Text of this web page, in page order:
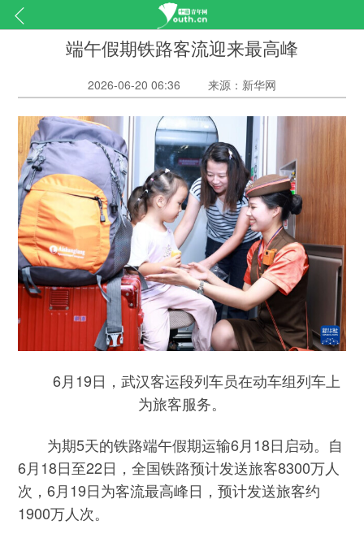
端午假期铁路客流迎来最高峰
2026-06-20 06:36 来源：新华网
6月19日，武汉客运段列车员在动车组列车上
为旅客服务。
为期5天的铁路端午假期运输6月18日启动。自
6月18日至22日，全国铁路预计发送旅客8300万人
次，6月19日为客流最高峰日，预计发送旅客约
1900万人次。